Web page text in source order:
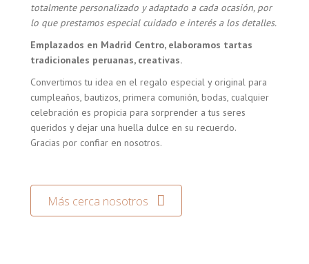
totalmente personalizado y adaptado a cada ocasión, por
lo que prestamos especial cuidado e interés a los detalles.
Emplazados en Madrid Centro, elaboramos tartas
tradicionales peruanas, creativas.
Convertimos tu idea en el regalo especial y original para
cumpleaños, bautizos, primera comunión, bodas, cualquier
celebración es propicia para sorprender a tus seres
queridos y dejar una huella dulce en su recuerdo.
Gracias por confiar en nosotros.
Más cerca nosotros